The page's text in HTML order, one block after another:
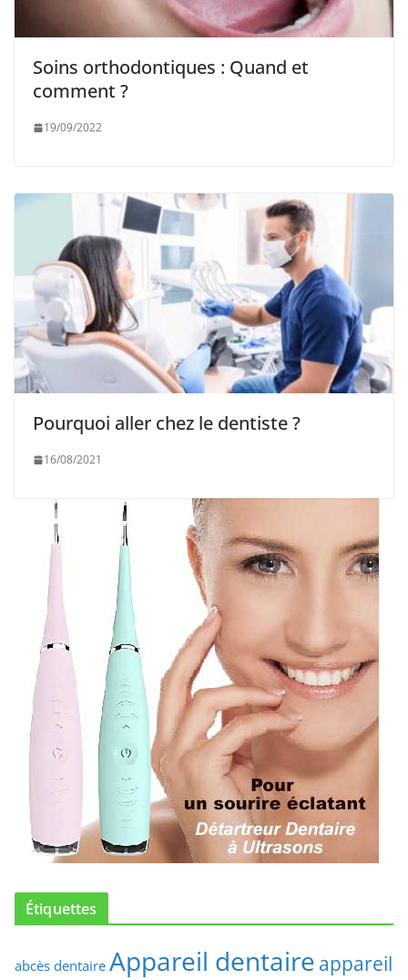
Soins orthodontiques : Quand et
comment ?
19/09/2022
Pourquoi aller chez le dentiste ?
16/08/2021
Étiquettes
abcès dentaire Appareil dentaire appareil